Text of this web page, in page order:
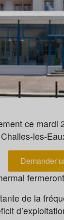
ce mardi
les-
Demander
de la